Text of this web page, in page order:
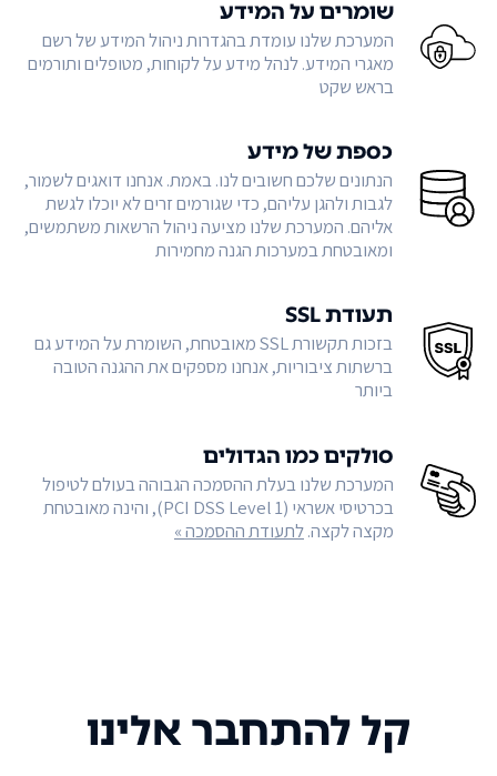
שומרים על המידע
המערכת שלנו עומדת בהגדרות ניהול המידע של רשם
מאגרי המידע. לנהל מידע על לקוחות, מטופלים ותורמים
בראש שקט
כספת של מידע
הנתונים שלכם חשובים לנו. באמת. אנחנו דואגים לשמור,
לגבות ולהגן עליהם, כדי שגורמים זרים לא יוכלו לגשת
אליהם. המערכת שלנו מציעה ניהול הרשאות משתמשים,
ומאובטחת במערכות הגנה מחמירות
תעודת SSL
בזכות תקשורת SSL מאובטחת, השומרת על המידע גם
ברשתות ציבוריות, אנחנו מספקים את ההגנה הטובה
ביותר
סולקים כמו הגדולים
המערכת שלנו בעלת ההסמכה הגבוהה בעולם לטיפול
בכרטיסי אשראי (PCI DSS Level 1), והינה מאובטחת
מקצה לקצה.לתעודת ההסמכה »
קל להתחבר אלינו